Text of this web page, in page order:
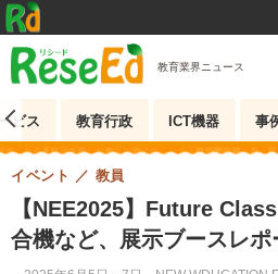
教育業界ニュース
ビス 教育行政 ICT機器 事
【NEE2025】Future
合機など、展示ブースレポ
イベント 教員